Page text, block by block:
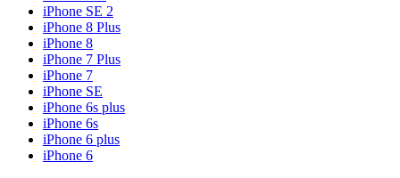
iPhone SE 2
iPhone 8 Plus
iPhone 8
iPhone 7 Plus
iPhone 7
iPhone SE
iPhone 6s plus
iPhone 6s
iPhone 6 plus
iPhone 6